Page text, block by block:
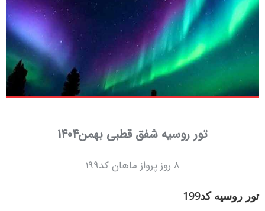
تور روسیه شفق قطبی بهمن1404
8 روز پرواز ماهان کد199
تور روسیه کد199